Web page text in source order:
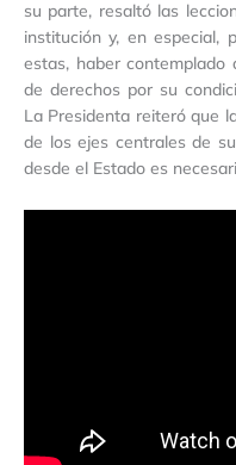
su parte, resaltó las
institución y, en especial,
estas, haber contemplado
de derechos por su
La Presidenta reiteró que
de los ejes centrales de
desde el Estado es